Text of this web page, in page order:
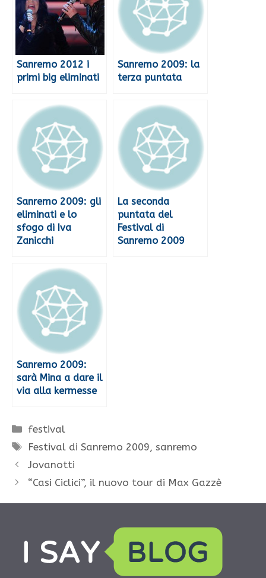
Sanremo 2012 i
primi big eliminati
Sanremo 2009: la
terza puntata
Sanremo 2009: gli
eliminati e lo
sfogo di Iva
Zanicchi
La seconda
puntata del
Festival di
Sanremo 2009
Sanremo 2009:
sarà Mina a dare il
via alla kermesse
Categorie
festival
Tag
Festival di Sanremo 2009,sanremo
Jovanotti
“Casi Ciclici”, il nuovo tour di Max Gazzè